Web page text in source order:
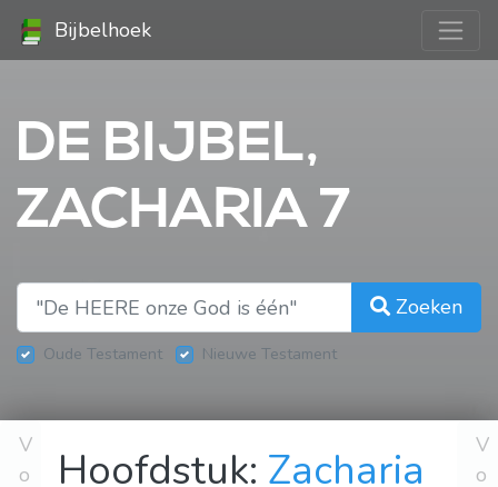
Bijbelhoek
DE BIJBEL,
ZACHARIA 7
Zoeken
Oude Testament Nieuwe Testament
V
o
Hoofdstuk: Zacharia
V
o